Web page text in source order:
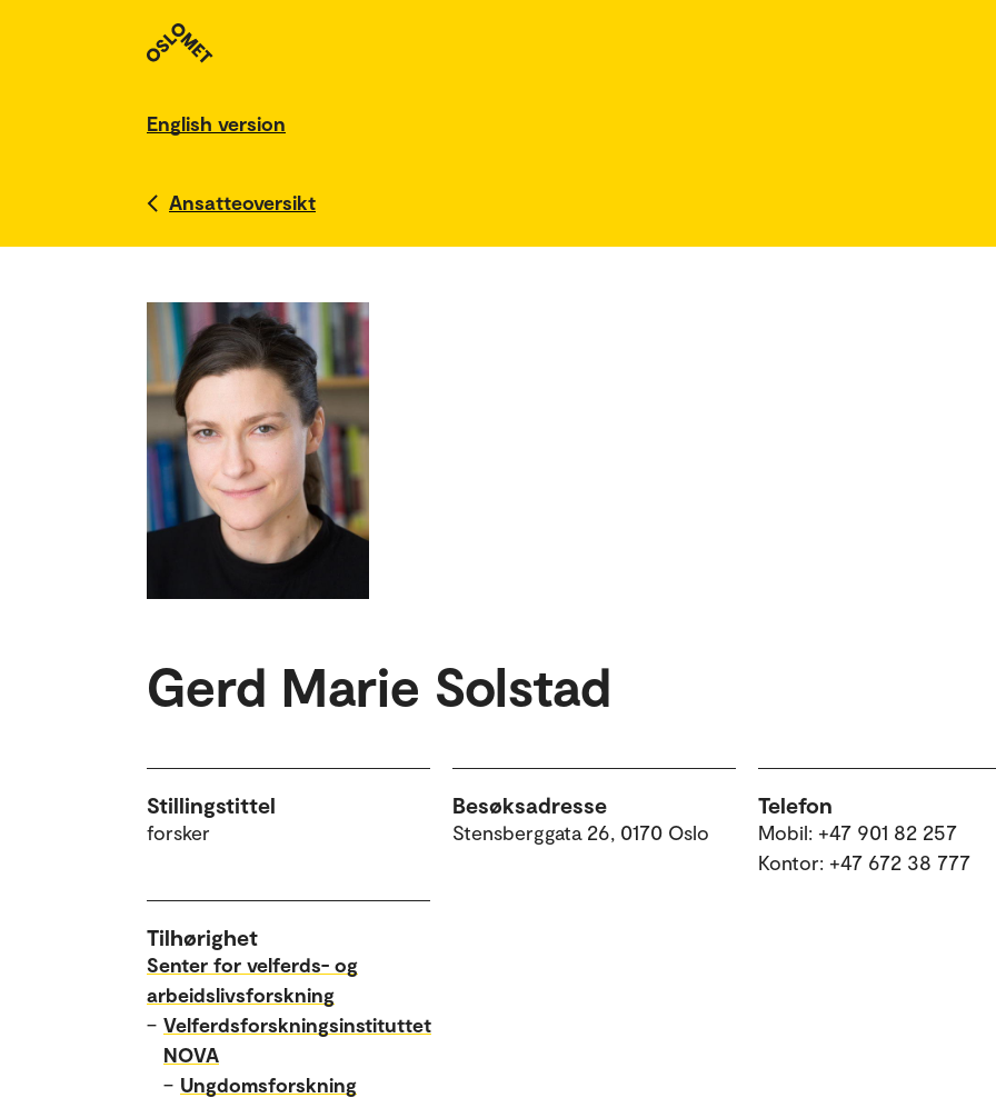
English version
Ansatteoversikt
Gerd Marie Solstad
Stillingstittel
forsker
Besøksadresse
Stensberggata 26, 0170 Oslo
Telefon
Mobil: +47 901 82 257
Kontor: +47 672 38 777
Tilhørighet
Senter for velferds- og
arbeidslivsforskning
– Velferdsforskningsinstituttet
NOVA
– Ungdomsforskning